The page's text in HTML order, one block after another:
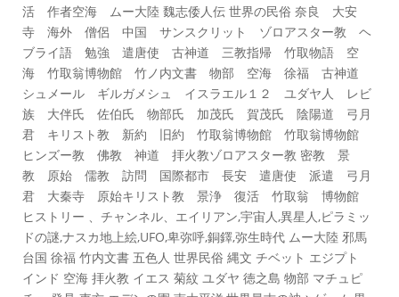
活 作者空海 ムー大陸 魏志倭人伝 世界の民俗 奈良 大安
寺 海外 僧侶 中国 サンスクリット ゾロアスター教 ヘ
ブライ語 勉強 遣唐使 古神道 三教指帰 竹取物語 空
海 竹取翁博物館 竹ノ内文書 物部 空海 徐福 古神道
シュメール ギルガメシュ イスラエル１２ ユダヤ人 レビ
族 大伴氏 佐伯氏 物部氏 加茂氏 賀茂氏 陰陽道 弓月
君 キリスト教 新約 旧約 竹取翁博物館 竹取翁博物館
ヒンズー教 佛教 神道 拝火教ゾロアスター教 密教 景
教 原始 儒教 訪問 国際都市 長安 遣唐使 派遣 弓月
君 大秦寺 原始キリスト教 景浄 復活 竹取翁 博物館
ヒストリー 、チャンネル、エイリアン,宇宙人,異星人,ピラミッ
ドの謎,ナスカ地上絵­,UFO,卑弥呼,銅鐸,弥生時代 ムー大陸 邪馬
台国 徐福 竹内文書 五色人 世界民俗 縄文 チベット エジプト
インド 空海 拝火教 イエス 菊紋 ユダヤ 徳之島 物部 マチュピ